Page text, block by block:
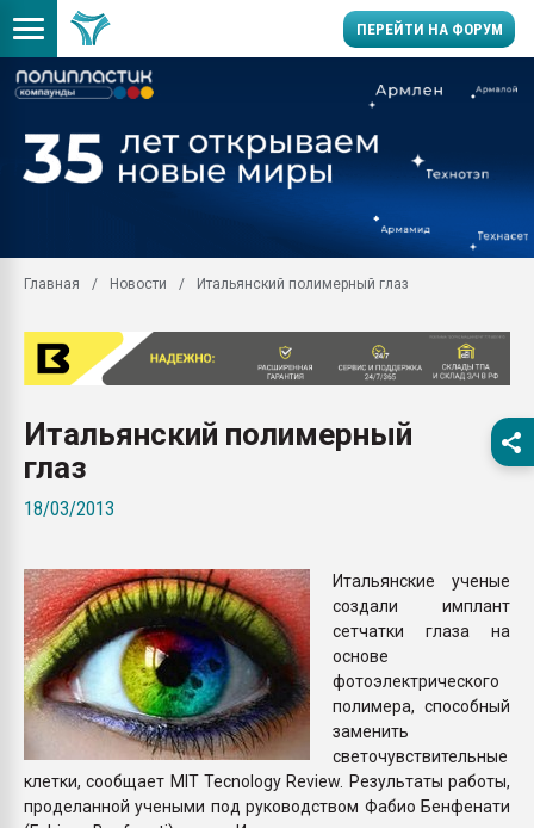
ПЕРЕЙТИ НА ФОРУМ
универсальны, что
умельцы изготовили
Продажа готового
производство SPC
заводу пластмасс"
ППЭ
Вакуум-формовочные
ближайшее
Подмосковье, Москва
28.07.2026
ситуацией на
ПЕРЕЙТИ НА
Главная Новости Итальянский полимерный глаз
Итальянский полимерный
глаз
18/03/2013
Итальянские ученые
создали имплант
сетчатки глаза на
основе
фотоэлектрического
полимера, способный
заменить
светочувствительные
клетки, сообщает MIT Tecnology Review. Результаты работы,
проделанной учеными под руководством Фабио Бенфенати